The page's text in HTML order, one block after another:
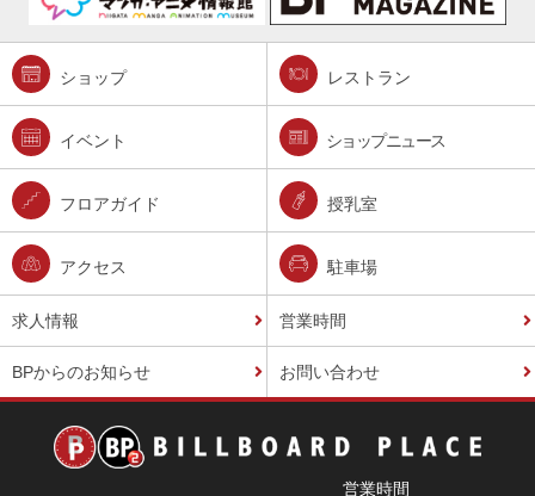
ショップ レストラン
イベント ショップニュース
フロアガイド 授乳室
アクセス 駐車場
求人情報 営業時間
BPからのお知らせ お問い合わせ
営業時間